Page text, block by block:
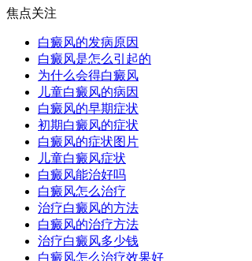
焦点关注
白癜风的发病原因
白癜风是怎么引起的
为什么会得白癜风
儿童白癜风的病因
白癜风的早期症状
初期白癜风的症状
白癜风的症状图片
儿童白癜风症状
白癜风能治好吗
白癜风怎么治疗
治疗白癜风的方法
白癜风的治疗方法
治疗白癜风多少钱
白癜风怎么治疗效果好